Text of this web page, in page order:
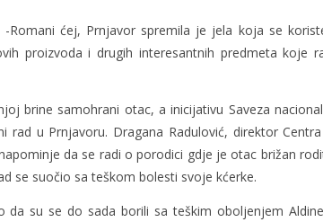
-Romani ćej, Prnjavor spremila je jela koja se
proizvoda i drugih interesantnih predmeta koje
brine samohrani otac, a inicijativu Saveza
u Prnjavoru. Dragana Radulović, direktor
da se radi o porodici gdje je otac brižan
se suočio sa teškom bolesti svoje kćerke.
da su se do sada borili sa teškim oboljenjem